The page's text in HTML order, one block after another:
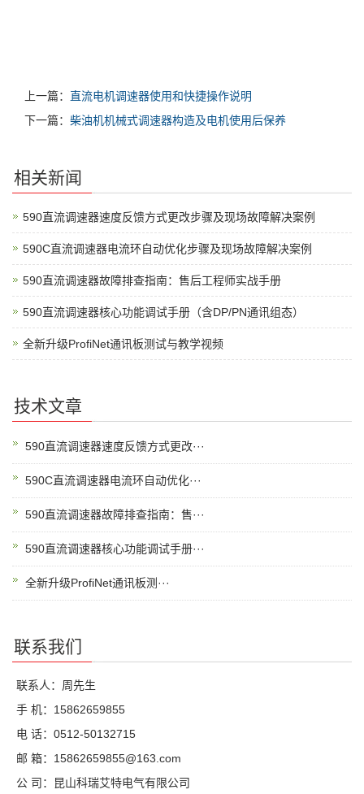
上一篇： 直流电机调速器使用和快捷操作说明
下一篇： 柴油机机械式调速器构造及电机使用后保养
相关新闻
590直流调速器速度反馈方式更改步骤及现场故障解决案例
590C直流调速器电流环自动优化步骤及现场故障解决案例
590直流调速器故障排查指南：售后工程师实战手册
590直流调速器核心功能调试手册（含DP/PN通讯组态）
全新升级ProfiNet通讯板测试与教学视频
技术文章
590直流调速器速度反馈方式更改···
590C直流调速器电流环自动优化···
590直流调速器故障排查指南：售···
590直流调速器核心功能调试手册···
全新升级ProfiNet通讯板测···
联系我们
联系人：周先生
手 机：15862659855
电 话：0512-50132715
邮 箱：15862659855@163.com
公 司：昆山科瑞艾特电气有限公司